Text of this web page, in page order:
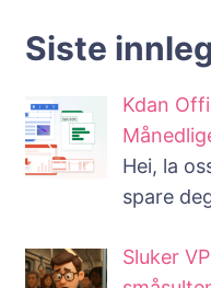
Siste
Kdan
Hei, la
spare
Sluker